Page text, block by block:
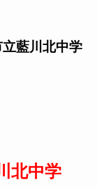
藍川北中学
北中学